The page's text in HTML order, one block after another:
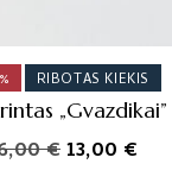
% RIBOTAS KIEKIS
„Gvazdikai”
€Original
13,00 €